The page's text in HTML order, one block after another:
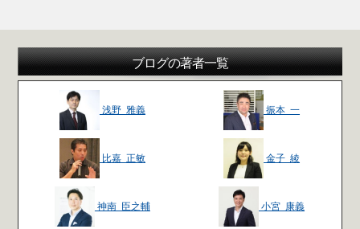
ブログの著者一覧
浅野 雅義 振本 一
比嘉 正敏 金子 綾
神南 臣之輔 小宮 康義